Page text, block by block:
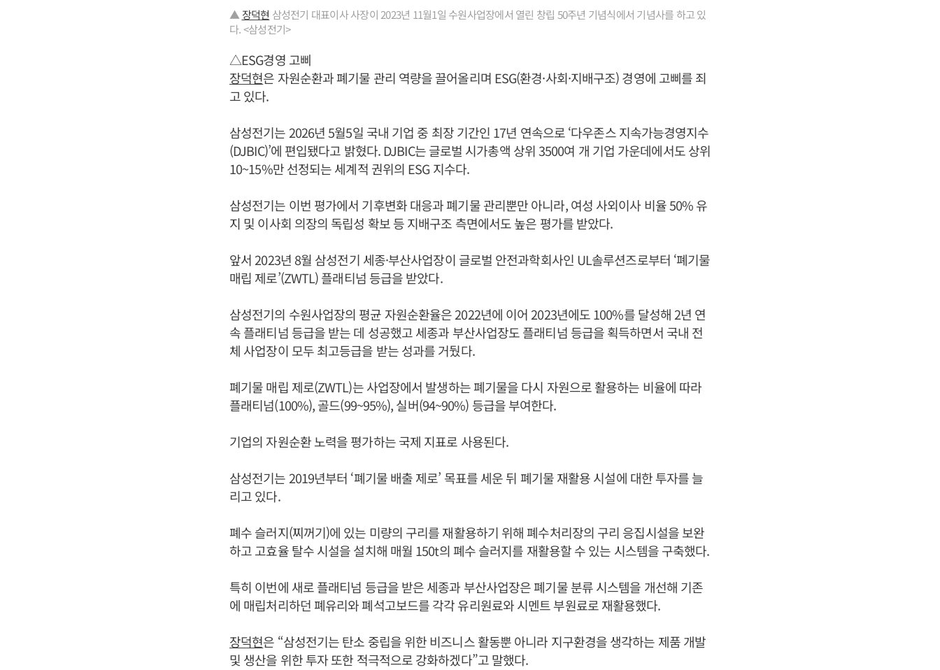
▲ 장덕현 삼성전기 대표이사 사장이 2023년 11월1일 수원사업장에서 열린 창립 50주년 기념식에서 기념사를 하고 있
다. <삼성전기>
△ESG경영 고삐
장덕현은 자원순환과 폐기물 관리 역량을 끌어올리며 ESG(환경·사회·지배구조) 경영에 고삐를 죄
고 있다.
삼성전기는 2026년 5월5일 국내 기업 중 최장 기간인 17년 연속으로 ‘다우존스 지속가능경영지수
(DJBIC)’에 편입됐다고 밝혔다. DJBIC는 글로벌 시가총액 상위 3500여 개 기업 가운데에서도 상위
10~15%만 선정되는 세계적 권위의 ESG 지수다.
삼성전기는 이번 평가에서 기후변화 대응과 폐기물 관리뿐만 아니라, 여성 사외이사 비율 50% 유
지 및 이사회 의장의 독립성 확보 등 지배구조 측면에서도 높은 평가를 받았다.
앞서 2023년 8월 삼성전기 세종·부산사업장이 글로벌 안전과학회사인 UL솔루션즈로부터 ‘폐기물
매립 제로’(ZWTL) 플래티넘 등급을 받았다.
삼성전기의 수원사업장의 평균 자원순환율은 2022년에 이어 2023년에도 100%를 달성해 2년 연
속 플래티넘 등급을 받는 데 성공했고 세종과 부산사업장도 플래티넘 등급을 획득하면서 국내 전
체 사업장이 모두 최고등급을 받는 성과를 거뒀다.
폐기물 매립 제로(ZWTL)는 사업장에서 발생하는 폐기물을 다시 자원으로 활용하는 비율에 따라
플래티넘(100%), 골드(99~95%), 실버(94~90%) 등급을 부여한다.
기업의 자원순환 노력을 평가하는 국제 지표로 사용된다.
삼성전기는 2019년부터 ‘폐기물 배출 제로’ 목표를 세운 뒤 폐기물 재활용 시설에 대한 투자를 늘
리고 있다.
폐수 슬러지(찌꺼기)에 있는 미량의 구리를 재활용하기 위해 폐수처리장의 구리 응집시설을 보완
하고 고효율 탈수 시설을 설치해 매월 150t의 폐수 슬러지를 재활용할 수 있는 시스템을 구축했다.
특히 이번에 새로 플래티넘 등급을 받은 세종과 부산사업장은 폐기물 분류 시스템을 개선해 기존
에 매립처리하던 폐유리와 폐석고보드를 각각 유리원료와 시멘트 부원료로 재활용했다.
장덕현은 “삼성전기는 탄소 중립을 위한 비즈니스 활동뿐 아니라 지구환경을 생각하는 제품 개발
및 생산을 위한 투자 또한 적극적으로 강화하겠다”고 말했다.